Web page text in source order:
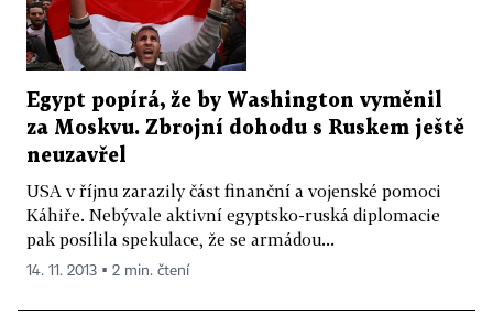
Egypt popírá, že by Washington vyměnil
za Moskvu. Zbrojní dohodu s Ruskem ještě
neuzavřel
USA v říjnu zarazily část finanční a vojenské pomoci
Káhiře. Nebývale aktivní egyptsko-ruská diplomacie
pak posílila spekulace, že se armádou...
14. 11. 2013 ▪ 2 min. čtení